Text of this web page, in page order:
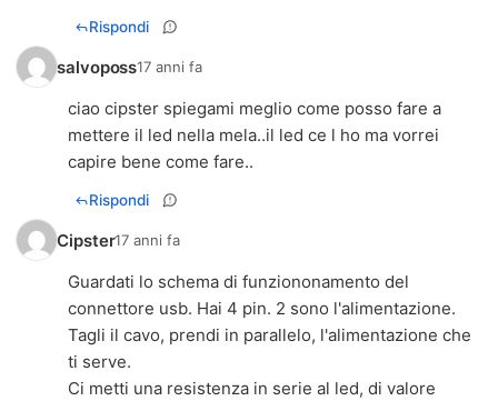
Rispondi
salvoposs17 anni fa
ciao cipster spiegami meglio come posso fare a
mettere il led nella mela..il led ce l ho ma vorrei
capire bene come fare..
Rispondi
Cipster17 anni fa
Guardati lo schema di funziononamento del
connettore usb. Hai 4 pin. 2 sono l'alimentazione.
Tagli il cavo, prendi in parallelo, l'alimentazione che
ti serve.
Ci metti una resistenza in serie al led, di valore